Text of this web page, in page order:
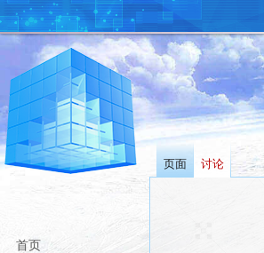
页面 讨论
首页